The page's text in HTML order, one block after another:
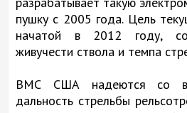
пушку с 2005 года. Цель
начатой в 2012 году,
живучести ствола и темпа
ВМС США надеются со
дальность стрельбы